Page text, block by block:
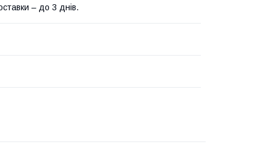
– до 3 днів.